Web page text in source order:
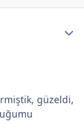
güzeldi,